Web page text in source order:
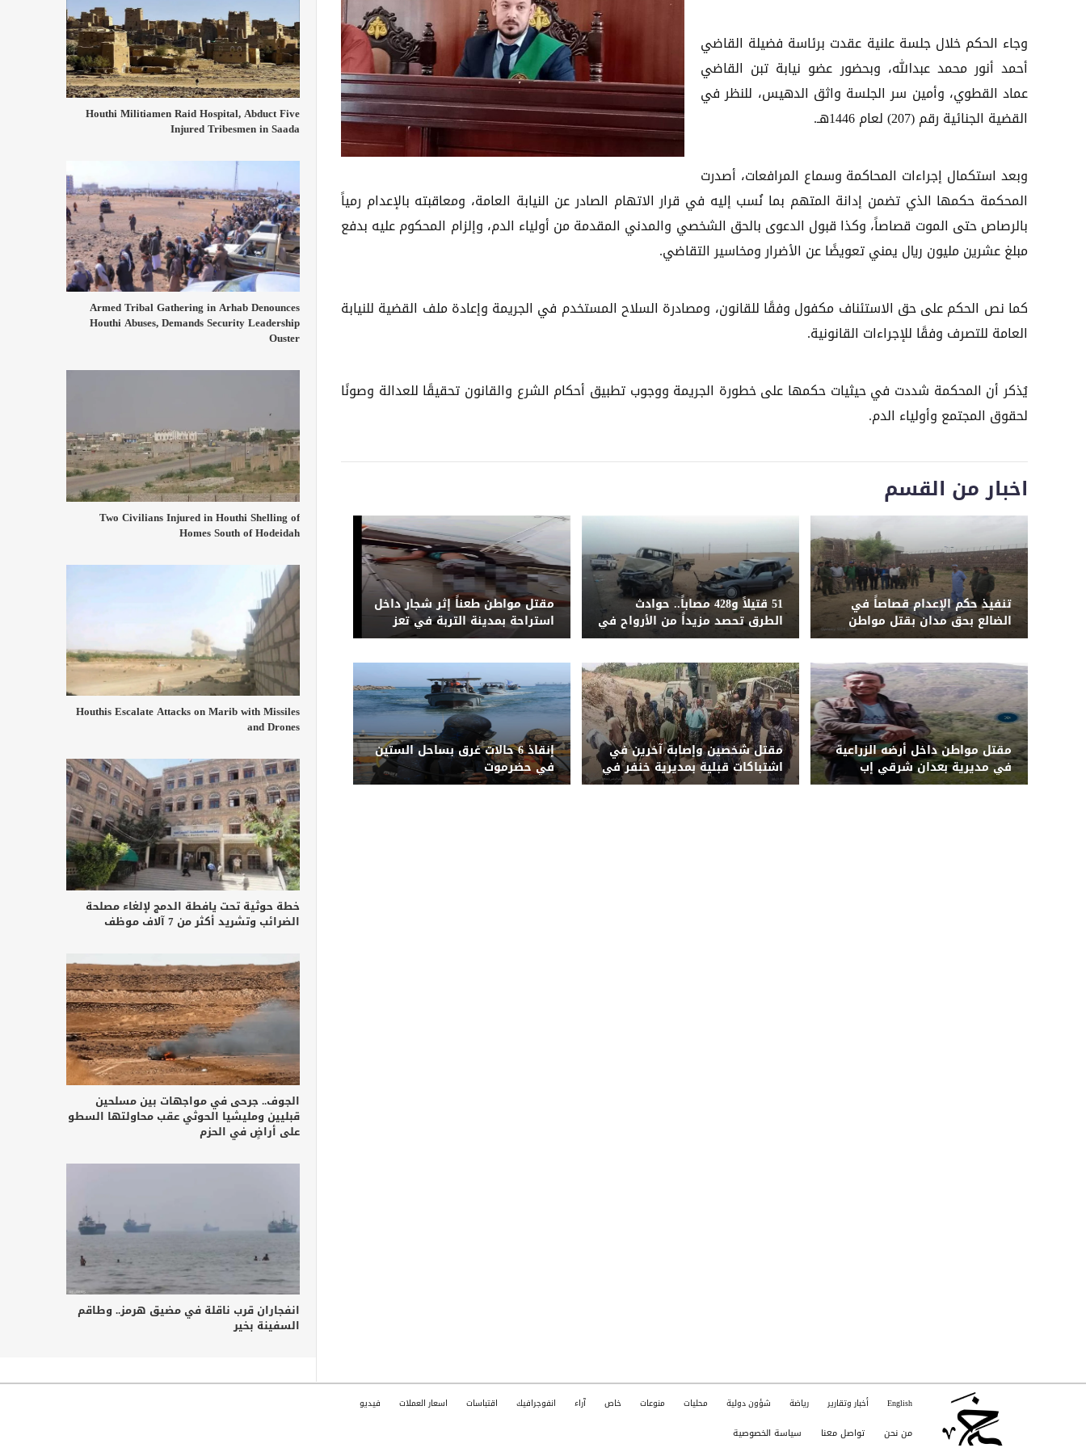
وجاء الحكم خلال جلسة علنية عقدت برئاسة فضيلة القاضي
أحمد أنور محمد عبدالله، وبحضور عضو نيابة تبن القاضي
عماد القطوي، وأمين سر الجلسة واثق الدهيس، للنظر في
القضية الجنائية رقم (207) لعام 1446هـ.
وبعد استكمال إجراءات المحاكمة وسماع المرافعات، أصدرت
المحكمة حكمها الذي تضمن إدانة المتهم بما نُسب إليه في قرار الاتهام الصادر عن النيابة العامة، ومعاقبته بالإعدام رمياً
بالرصاص حتى الموت قصاصاً، وكذا قبول الدعوى بالحق الشخصي والمدني المقدمة من أولياء الدم، وإلزام المحكوم عليه بدفع
مبلغ عشرين مليون ريال يمني تعويضًا عن الأضرار ومخاسير التقاضي.
كما نص الحكم على حق الاستئناف مكفول وفقًا للقانون، ومصادرة السلاح المستخدم في الجريمة وإعادة ملف القضية للنيابة
العامة للتصرف وفقًا للإجراءات القانونية.
يُذكر أن المحكمة شددت في حيثيات حكمها على خطورة الجريمة ووجوب تطبيق أحكام الشرع والقانون تحقيقًا للعدالة وصونًا
لحقوق المجتمع وأولياء الدم.
اخبار من القسم
تنفيذ حكم الإعدام قصاصاً في
الضالع بحق مدان بقتل مواطن
51 قتيلاً و428 مصاباً.. حوادث
الطرق تحصد مزيداً من الأرواح في
المحافظات اليمنية المحررة خلال
مقتل مواطن طعناً إثر شجار داخل
استراحة بمدينة التربة في تعز
مقتل مواطن داخل أرضه الزراعية
في مديرية بعدان شرقي إب
مقتل شخصين وإصابة آخرين في
اشتباكات قبلية بمديرية خنفر في
أبين
إنقاذ 6 حالات غرق بساحل الستين
في حضرموت
Houthi Militiamen Raid Hospital, Abduct Five
Injured Tribesmen in Saada
Armed Tribal Gathering in Arhab Denounces
Houthi Abuses, Demands Security Leadership
Ouster
Two Civilians Injured in Houthi Shelling of
Homes South of Hodeidah
Houthis Escalate Attacks on Marib with Missiles
and Drones
خطة حوثية تحت يافطة الدمج لإلغاء مصلحة
الضرائب وتشريد أكثر من 7 آلاف موظف
الجوف.. جرحى في مواجهات بين مسلحين
قبليين ومليشيا الحوثي عقب محاولتها السطو
على أراضٍ في الحزم
انفجاران قرب ناقلة في مضيق هرمز.. وطاقم
السفينة بخير
English أخبار وتقارير رياضة شؤون دولية محليات منوعات خاص آراء انفوجرافيك اقتباسات اسعار العملات فيديو
من نحن تواصل معنا سياسة الخصوصية